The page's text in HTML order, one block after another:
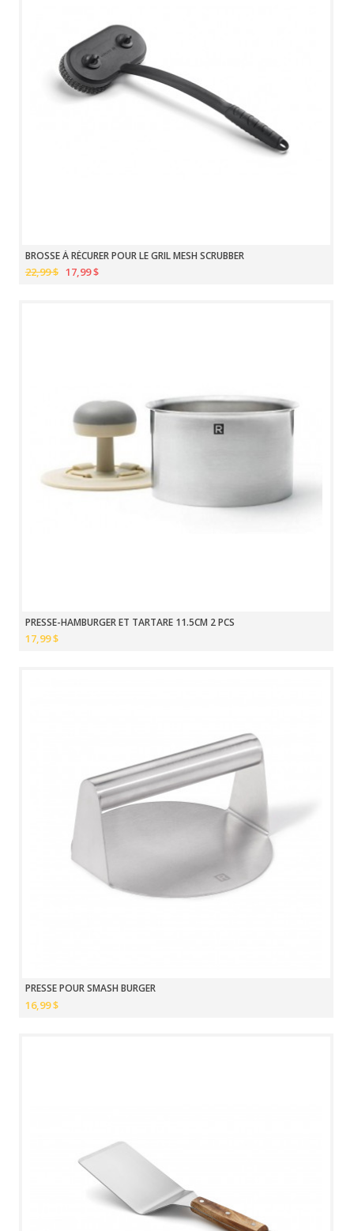
BROSSE À RÉCURER POUR LE GRIL MESH SCRUBBER
22,99 $ 17,99 $
PRESSE-HAMBURGER ET TARTARE 11.5CM 2 PCS
17,99 $
PRESSE POUR SMASH BURGER
16,99 $